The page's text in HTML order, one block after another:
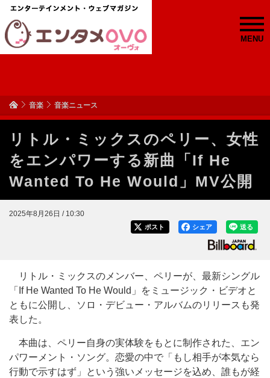
MENU
音楽 音楽ニュース
リトル・ミックスのペリー、女性
をエンパワーする新曲「If He
Wanted To He Would」MV公開
2025年8月26日 / 10:30
送る
シェア
ポスト
リトル・ミックスのメンバー、ペリーが、最新シングル
「If He Wanted To He Would」をミュージック・ビデオと
ともに公開し、ソロ・デビュー・アルバムのリリースも発
表した。
本曲は、ペリー自身の実体験をもとに制作された、エン
パワーメント・ソング。恋愛の中で「もし相手が本気なら
行動で示すはず」という強いメッセージを込め、誰もが経